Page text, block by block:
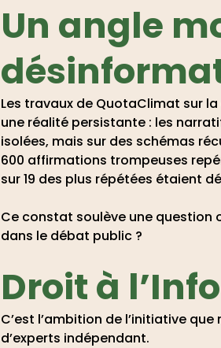
Un angle
Les travaux de QuotaClimat sur
une réalité persistante : les
isolées, mais sur des schémas
600 affirmations trompeuses
sur 19 des plus répétées étaient
Ce constat soulève une question
dans le débat public ?
Droit à
C’est l’ambition de l’initiative
d’experts indépendant.